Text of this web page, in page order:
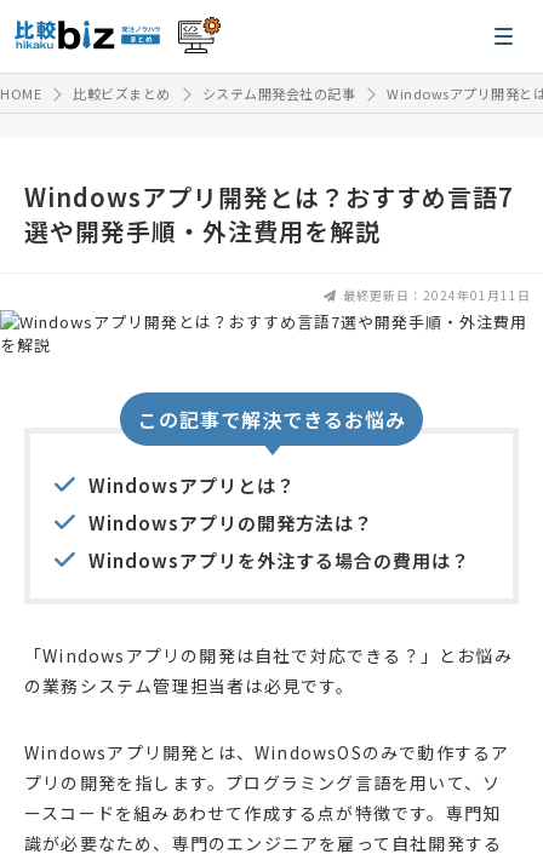
HOME 比較ビズまとめ システム開発会社の記事 Windowsアプリ開発と
Windowsアプリ開発とは？おすすめ言語7
選や開発手順・外注費用を解説
最終更新日：2024年01月11日
この記事で解決できるお悩み
Windowsアプリとは？
Windowsアプリの開発方法は？
Windowsアプリを外注する場合の費用は？
「Windowsアプリの開発は自社で対応できる？」とお悩み
の業務システム管理担当者は必見です。
Windowsアプリ開発とは、WindowsOSのみで動作するア
プリの開発を指します。プログラミング言語を用いて、ソ
ースコードを組みあわせて作成する点が特徴です。専門知
識が必要なため、専門のエンジニアを雇って自社開発する